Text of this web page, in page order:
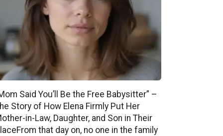
Said You’ll Be the Free Babysitter” –
Story of How Elena Firmly Put Her
in-Law, Daughter, and Son in Their
that day on, no one in the family